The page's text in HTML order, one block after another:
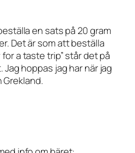
en sats på 20 gram
Det är som att beställa
for a taste trip” står det på
Jag hoppas jag har när jag
Grekland.